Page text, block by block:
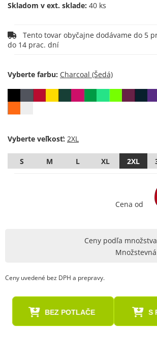
Skladom v ext. sklade: 40 ks
do 14 prac. dní
Vyberte farbu:
Vyberte veľkosť:
S M L XL 2XL
Cena od
Ceny podľa množstva
Ceny uvedené bez DPH a prepravy.
BEZ POTLAČE S